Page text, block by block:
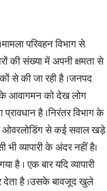
News,
Latest
परिवहन विभाग से
की संख्या में अपनी क्षमता से
से की जा रही है ।जनपद
के आवागमन को देख लोग
है ।निरंतर विभाग के
ओवरलोडिंग से कई सवाल खड़े
व्यापारी के अंदर नहीं है।
है । एक बार यदि व्यापारी
देता है ।उसके बावजूद खुले